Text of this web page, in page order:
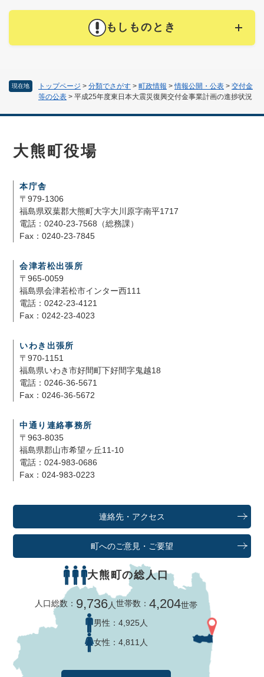
現在地 トップページ > 分類でさがす > 町政情報 >情報公開・公表 > 交付金
等の公表 > 平成25年度東日本大震災復興交付金事業計画の進捗状況
もしものとき
大熊町役場
本庁舎
〒979-1306
福島県双葉郡大熊町大字大川原字南平1717
電話：0240-23-7568（総務課）
Fax：0240-23-7845
会津若松出張所
〒965-0059
福島県会津若松市インター西111
電話：0242-23-4121
Fax：0242-23-4023
いわき出張所
〒970-1151
福島県いわき市好間町下好間字鬼越18
電話：0246-36-5671
Fax：0246-36-5672
中通り連絡事務所
〒963-8035
福島県郡山市希望ヶ丘11-10
電話：024-983-0686
Fax：024-983-0223
連絡先・アクセス
町へのご意見・ご要望
大熊町の総人口
人口総数： 9,736人世帯数：4,204世帯
男性： 4,925人
女性： 4,811人